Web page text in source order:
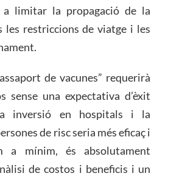
a limitar la propagació de la
les restriccions de viatge i les
de vacunes” requerirà
sense una expectativa d’èxit
inversió en hospitals i la
de risc seria més eficaç i
a mínim, és absolutament
de costos i beneficis i un